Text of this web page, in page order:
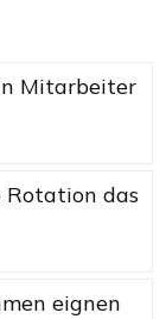
Mitarbeiter
Rotation das
eignen